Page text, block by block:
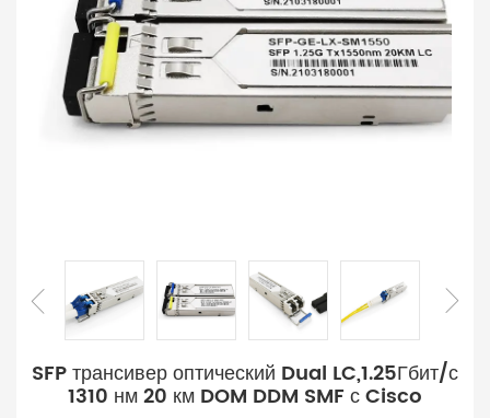
SFP трансивер оптический Dual LC,1.25Гбит/с
1310 нм 20 км DOM DDM SMF с Cisco